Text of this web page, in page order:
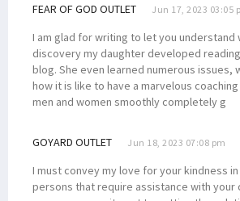
FEAR OF GOD OUTLET Jun 17, 2023 03:05
I am glad for writing to let you understand
discovery my daughter developed
blog. She even learned numerous issues,
how it is like to have a marvelous
men and women smoothly completely g
GOYARD OUTLET Jun 18, 2023 07:08 pm
I must convey my love for your kindness
persons that require assistance with your